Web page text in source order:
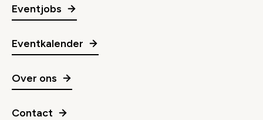
Eventjobs
Eventkalender
Over ons
Contact